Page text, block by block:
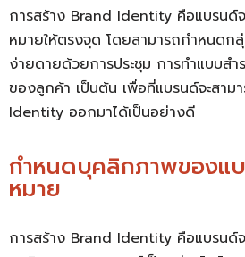
การสร้าง Brand Identity คือแบรนด์
หมายให้ตรงจุด โดยสามารถกำหนดก
ง่ายดายด้วยการประชุม การทำแบบสำ
ของลูกค้า เป็นต้น เพื่อที่แบรนด์จะสาม
Identity ออกมาได้เป็นอย่างดี
กำหนดบุคลิกภาพของแ
หมาย
การสร้าง Brand Identity คือแบรนด์